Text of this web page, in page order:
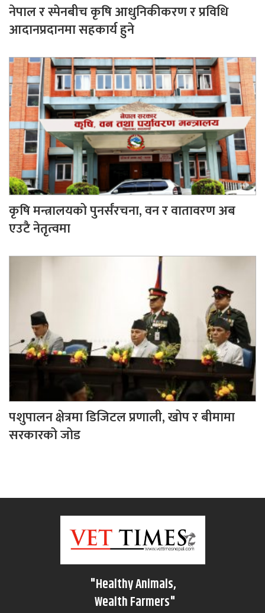
नेपाल र स्पेनबीच कृषि आधुनिकीकरण र प्रविधि
आदानप्रदानमा सहकार्य हुने
कृषि मन्त्रालयको पुनर्संरचना, वन र वातावरण अब
एउटै नेतृत्वमा
पशुपालन क्षेत्रमा डिजिटल प्रणाली, खोप र बीमामा
सरकारको जोड
"Healthy Animals,
Wealth Farmers"